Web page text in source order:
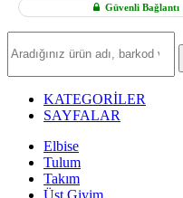
Güvenli Bağlantı
Ürün
KATEGORİLER
SAYFALAR
Elbise
Tulum
Takım
Üst Giyim